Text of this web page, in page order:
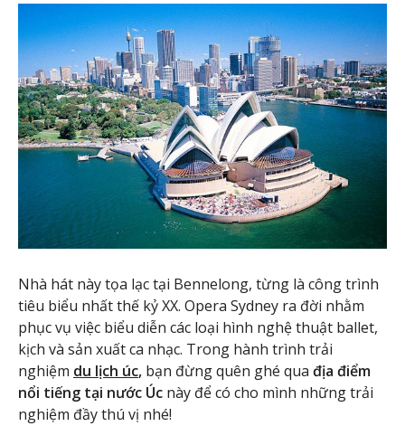
Nhà hát này tọa lạc tại Bennelong, từng là công trình
tiêu biểu nhất thế kỷ XX. Opera Sydney ra đời nhằm
phục vụ việc biểu diễn các loại hình nghệ thuật ballet,
kịch và sản xuất ca nhạc. Trong hành trình trải
nghiệm du lịch úc, bạn đừng quên ghé qua địa điểm
nổi tiếng tại nước Úc này để có cho mình những trải
nghiệm đầy thú vị nhé!